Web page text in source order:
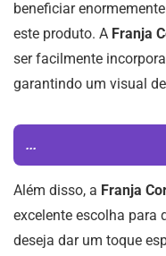
beneficiar
este produto. A Franja
ser facilmente
garantindo um visual
...
Além disso, a Franja
excelente escolha para
deseja dar um toque